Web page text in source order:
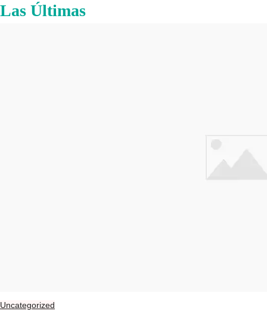
Las Últimas
Uncategorized